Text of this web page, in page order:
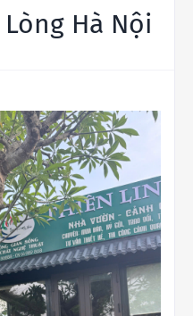
Hà Nội